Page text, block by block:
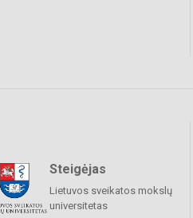
Steigėjas
Lietuvos sveikatos mokslų
universitetas